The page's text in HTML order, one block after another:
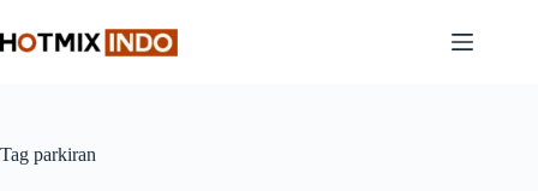
to
content
Tag parkiran